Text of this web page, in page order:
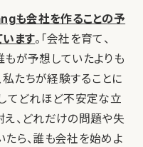
も会社を作ることの予
ます。「会社を育て、
もが予想していたよりも
私たちが経験することに
てどれほど不安定な立
、どれだけの問題や失
ら、誰も会社を始めよ